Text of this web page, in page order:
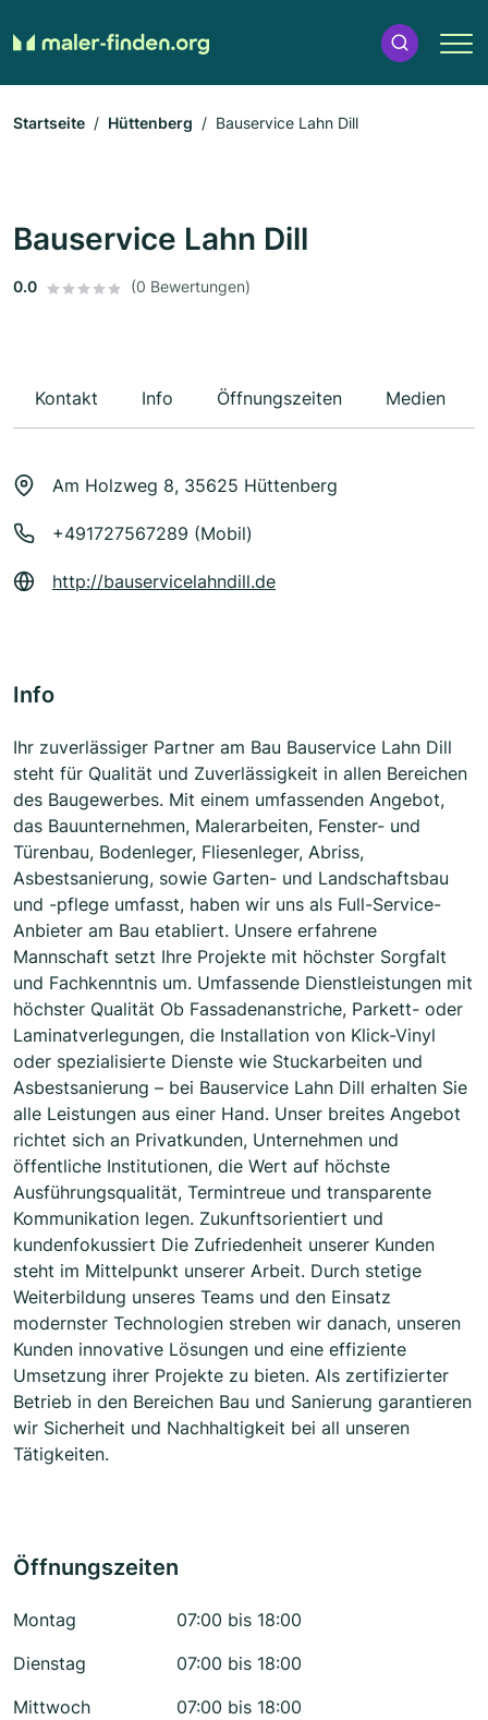
Startseite Hüttenberg Bauservice Lahn Dill
Bauservice Lahn Dill
0.0 (0 Bewertungen)
Kontakt Info Öffnungszeiten Medien
Am Holzweg 8, 35625 Hüttenberg
+491727567289 (Mobil)
http://bauservicelahndill.de
Info
Ihr zuverlässiger Partner am Bau Bauservice Lahn Dill
steht für Qualität und Zuverlässigkeit in allen Bereichen
des Baugewerbes. Mit einem umfassenden Angebot,
das Bauunternehmen, Malerarbeiten, Fenster- und
Türenbau, Bodenleger, Fliesenleger, Abriss,
Asbestsanierung, sowie Garten- und Landschaftsbau
und -pflege umfasst, haben wir uns als Full-Service-
Anbieter am Bau etabliert. Unsere erfahrene
Mannschaft setzt Ihre Projekte mit höchster Sorgfalt
und Fachkenntnis um. Umfassende Dienstleistungen mit
höchster Qualität Ob Fassadenanstriche, Parkett- oder
Laminatverlegungen, die Installation von Klick-Vinyl
oder spezialisierte Dienste wie Stuckarbeiten und
Asbestsanierung – bei Bauservice Lahn Dill erhalten Sie
alle Leistungen aus einer Hand. Unser breites Angebot
richtet sich an Privatkunden, Unternehmen und
öffentliche Institutionen, die Wert auf höchste
Ausführungsqualität, Termintreue und transparente
Kommunikation legen. Zukunftsorientiert und
kundenfokussiert Die Zufriedenheit unserer Kunden
steht im Mittelpunkt unserer Arbeit. Durch stetige
Weiterbildung unseres Teams und den Einsatz
modernster Technologien streben wir danach, unseren
Kunden innovative Lösungen und eine effiziente
Umsetzung ihrer Projekte zu bieten. Als zertifizierter
Betrieb in den Bereichen Bau und Sanierung garantieren
wir Sicherheit und Nachhaltigkeit bei all unseren
Tätigkeiten.
Öffnungszeiten
Montag
07:00 bis 18:00
Dienstag
07:00 bis 18:00
Mittwoch
07:00 bis 18:00